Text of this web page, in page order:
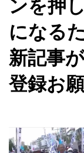
ンを押
になる
新記事
登録お